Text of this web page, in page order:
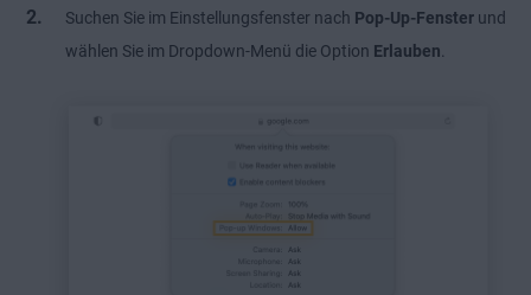
Suchen Sie im Einstellungsfenster nach Pop-Up-Fenster und
wählen Sie im Dropdown-Menü die Option Erlauben